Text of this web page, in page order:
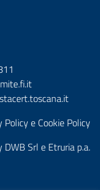
Policy e Cookie Policy
DWB Srl e Etruria p.a.